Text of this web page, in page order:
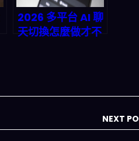
2026 多平台 AI 聊
天切換怎麼做才不
NEXT